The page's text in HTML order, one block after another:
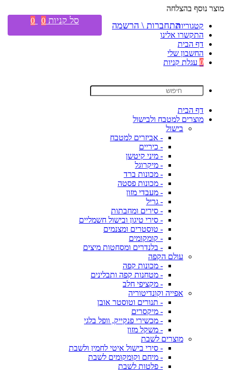
מוצר נוסף בהצלחה
קטגוריות
התקשרו אלינו
דף הבית
החשבון שלי
0 עגלת קניות
דף הבית
מוצרים למטבח ולבישול
בישול
- אביזרים למטבח
- כיריים
- מיני קיטשן
- מיקרוגל
- מכונות ברד
- מכונות פסטה
- מעבדי מזון
- גריל
- סירים ומחבתות
- סירי טיגון ובישול חשמליים
- טוסטרים ומצנמים
- קומקומים
- בלנדרים ומסחטות מיצים
עולם הקפה
- מכונות קפה
- מטחנות קפה ותבלינים
- מקציפי חלב
אפייה וקונדיטוריה
- תנורים וטוסטר אובן
- מיקסרים
- מכשירי פנקייק, וופל בלגי
- משקל מזון
מוצרים לשבת
- סירי בישול איטי לחמין ולשבת
- מיחם וקומקומים לשבת
- פלטות לשבת
התחברות \ הרשמה סל קניות 0
0